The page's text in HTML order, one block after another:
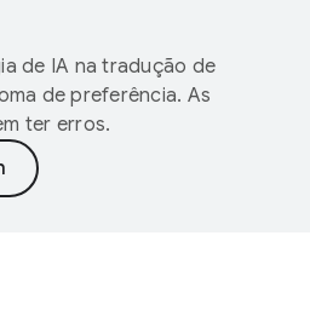
de IA na tradução de
de preferência. As
ter erros.